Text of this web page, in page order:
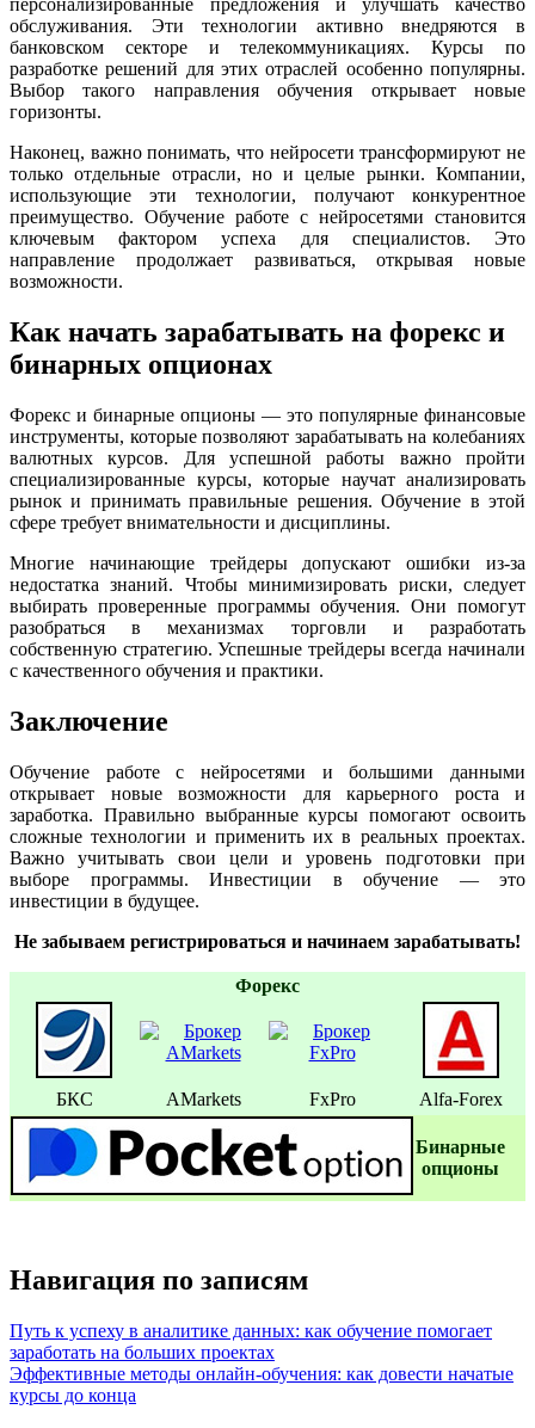
обслуживания. Эти технологии активно внедряются в
банковском секторе и телекоммуникациях. Курсы по
разработке решений для этих отраслей особенно популярны.
Выбор такого направления обучения открывает новые
горизонты.
Наконец, важно понимать, что нейросети трансформируют не
только отдельные отрасли, но и целые рынки. Компании,
использующие эти технологии, получают конкурентное
преимущество. Обучение работе с нейросетями становится
ключевым фактором успеха для специалистов. Это
направление продолжает развиваться, открывая новые
возможности.
Как начать зарабатывать на форекс и
бинарных опционах
Форекс и бинарные опционы — это популярные финансовые
инструменты, которые позволяют зарабатывать на колебаниях
валютных курсов. Для успешной работы важно пройти
специализированные курсы, которые научат анализировать
рынок и принимать правильные решения. Обучение в этой
сфере требует внимательности и дисциплины.
Многие начинающие трейдеры допускают ошибки из-за
недостатка знаний. Чтобы минимизировать риски, следует
выбирать проверенные программы обучения. Они помогут
разобраться в механизмах торговли и разработать
собственную стратегию. Успешные трейдеры всегда начинали
с качественного обучения и практики.
Заключение
Обучение работе с нейросетями и большими данными
открывает новые возможности для карьерного роста и
заработка. Правильно выбранные курсы помогают освоить
сложные технологии и применить их в реальных проектах.
Важно учитывать свои цели и уровень подготовки при
выборе программы. Инвестиции в обучение — это
инвестиции в будущее.
Не забываем регистрироваться и начинаем зарабатывать!
Форекс
БКС AMarkets FxPro Alfa-Forex
Бинаpные
oпционы
Навигация по записям
Путь к успеху в аналитике данных: как обучение помогает
заработать на больших проектах
Эффективные методы онлайн-обучения: как довести начатые
курсы до конца